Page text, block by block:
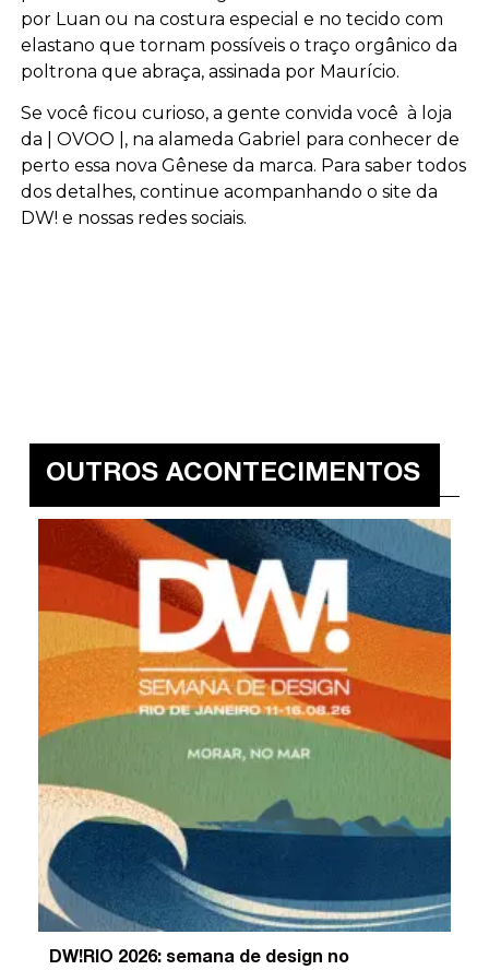
por Luan ou na costura especial e no tecido com
elastano que tornam possíveis o traço orgânico da
poltrona que abraça, assinada por Maurício.
Se você ficou curioso, a gente convida você à loja
da | OVOO |, na alameda Gabriel para conhecer de
perto essa nova Gênese da marca. Para saber todos
dos detalhes, continue acompanhando o site da
DW! e nossas redes sociais.
OUTROS ACONTECIMENTOS
DW!RIO 2026: semana de design no